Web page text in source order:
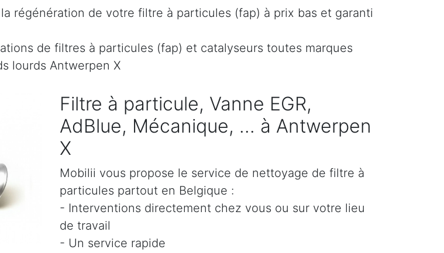
régénération de votre filtre à particules (fap) à prix bas et garanti
de filtres à particules (fap) et catalyseurs toutes marques
lourds Antwerpen X
Filtre à particule, Vanne EGR,
AdBlue, Mécanique, ... à Antwerpen
X
Mobilii vous propose le service de nettoyage de filtre à
particules partout en Belgique :
- Interventions directement chez vous ou sur votre lieu
de travail
- Un service rapide